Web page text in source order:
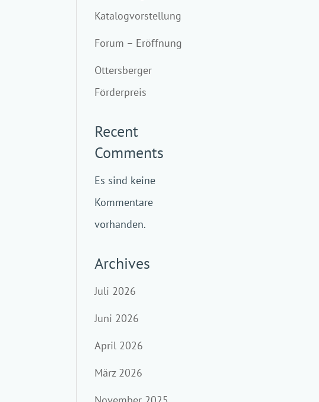
Katalogvorstellung
Forum – Eröffnung
Ottersberger
Förderpreis
Recent
Comments
Es sind keine
Kommentare
vorhanden.
Archives
Juli 2026
Juni 2026
April 2026
März 2026